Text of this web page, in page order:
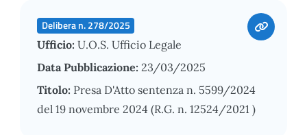
Delibera n. 278/2025
Ufficio: U.O.S. Ufficio Legale
Data Pubblicazione: 23/03/2025
Titolo: Presa D'Atto sentenza n. 5599/2024
del 19 novembre 2024 (R.G. n. 12524/2021 )